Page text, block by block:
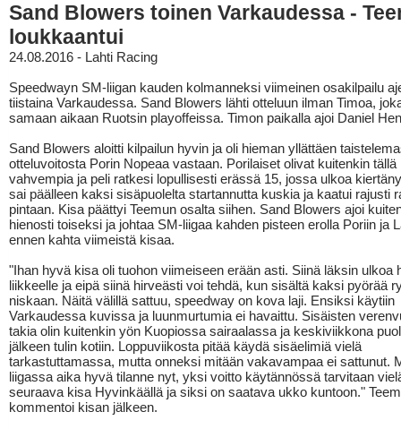
Sand Blowers toinen Varkaudessa -
loukkaantui
24.08.2016 - Lahti Racing
Speedwayn SM-liigan kauden kolmanneksi viimeinen osakilpailu
tiistaina Varkaudessa. Sand Blowers lähti otteluun ilman Timoa,
samaan aikaan Ruotsin playoffeissa. Timon paikalla ajoi Daniel
Sand Blowers aloitti kilpailun hyvin ja oli hieman yllättäen
otteluvoitosta Porin Nopeaa vastaan. Porilaiset olivat kuitenkin tällä
vahvempia ja peli ratkesi lopullisesti erässä 15, jossa ulkoa
sai päälleen kaksi sisäpuolelta startannutta kuskia ja kaatui rajusti
pintaan. Kisa päättyi Teemun osalta siihen. Sand Blowers ajoi
hienosti toiseksi ja johtaa SM-liigaa kahden pisteen erolla Poriin ja
ennen kahta viimeistä kisaa.
"Ihan hyvä kisa oli tuohon viimeiseen erään asti. Siinä läksin ulkoa
liikkeelle ja eipä siinä hirveästi voi tehdä, kun sisältä kaksi pyörää
niskaan. Näitä välillä sattuu, speedway on kova laji. Ensiksi käytiin
Varkaudessa kuvissa ja luunmurtumia ei havaittu. Sisäisten
takia olin kuitenkin yön Kuopiossa sairaalassa ja keskiviikkona
jälkeen tulin kotiin. Loppuviikosta pitää käydä sisäelimiä vielä
tarkastuttamassa, mutta onneksi mitään vakavampaa ei sattunut.
liigassa aika hyvä tilanne nyt, yksi voitto käytännössä tarvitaan
seuraava kisa Hyvinkäällä ja siksi on saatava ukko kuntoon."
kommentoi kisan jälkeen.